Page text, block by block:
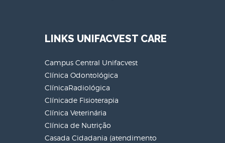
LINKS UNIFACVEST CARE
Campus Central Unifacvest
Clínica Odontológica
ClínicaRadiológica
Clínicade Fisioterapia
Clínica Veterinária
Clínica de Nutrição
Casada Cidadania (atendimento